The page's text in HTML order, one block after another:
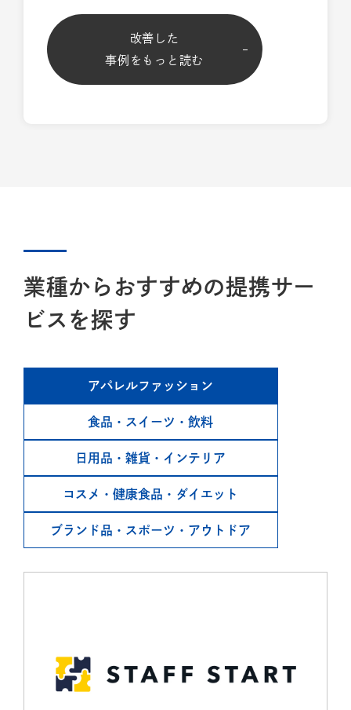
改善した
事例をもっと読む
業種からおすすめの提携サー
ビスを探す
アパレルファッション
食品・スイーツ ・飲料
日用品・雑貨 ・インテリア
コスメ・健康食品 ・ダイエット
ブランド品・スポーツ ・アウトドア